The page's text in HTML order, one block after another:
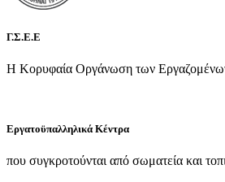
Γ.Σ.Ε.Ε
Η Κορυφαία Οργάνωση των Εργαζομένων
Εργατοϋπαλληλικά Κέντρα
που συγκροτούνται από σωματεία και